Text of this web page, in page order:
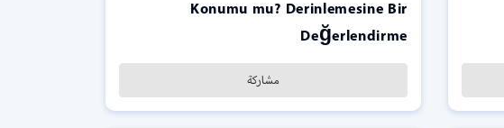
Konumu mu? Derinlemesine Bir
Değerlendirme
مشاركة